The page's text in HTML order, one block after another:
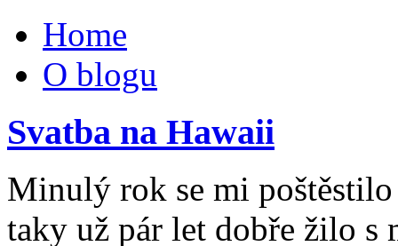
Home
O blogu
Svatba na Hawaii
Minulý rok se mi
taky už pár let dobře žilo